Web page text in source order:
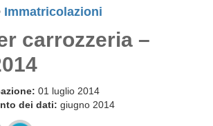
Immatricolazioni
carrozzeria –
01 luglio 2014
dei dati: giugno 2014